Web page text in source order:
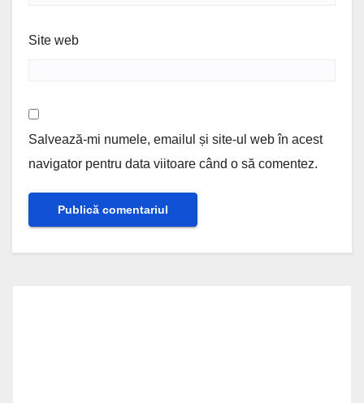
Site web
Salvează-mi numele, emailul și site-ul web în acest
navigator pentru data viitoare când o să comentez.